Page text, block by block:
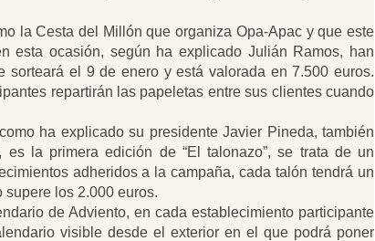
la Cesta del Millón que organiza Opa-Apac y que este
esta ocasión, según ha explicado Julián Ramos, han
sorteará el 9 de enero y está valorada en 7.500 euros.
repartirán las papeletas entre sus clientes cuando
ha explicado su presidente Javier Pineda, también
la primera edición de “El talonazo”, se trata de un
adheridos a la campaña, cada talón tendrá un
los 2.000 euros.
de Adviento, en cada establecimiento participante
visible desde el exterior en el que podrá poner